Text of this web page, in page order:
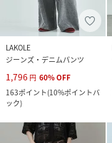
LAKOLE
ジーンズ・デニムパンツ
1,796 円 60%OFF
163ポイント(10%ポイントバ
ック)